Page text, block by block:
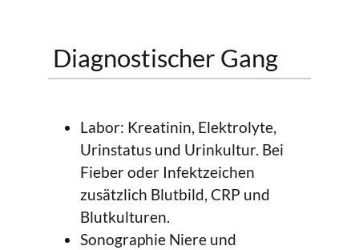
Diagnostischer Gang
Labor: Kreatinin, Elektrolyte,
Urinstatus und Urinkultur. Bei
Fieber oder Infektzeichen
zusätzlich Blutbild, CRP und
Blutkulturen.
Sonographie Niere und